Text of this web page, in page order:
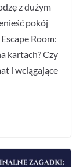
z dużym
pokój
Room:
kartach? Czy
i wciągające